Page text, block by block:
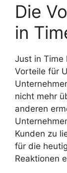
Die
in
Just in Time
Vorteile für
nicht mehr
anderen
Kunden zu
für die
Reaktionen